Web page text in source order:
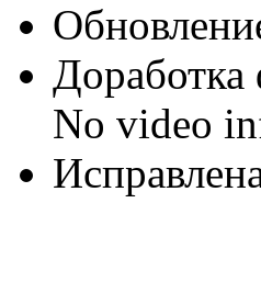
No video